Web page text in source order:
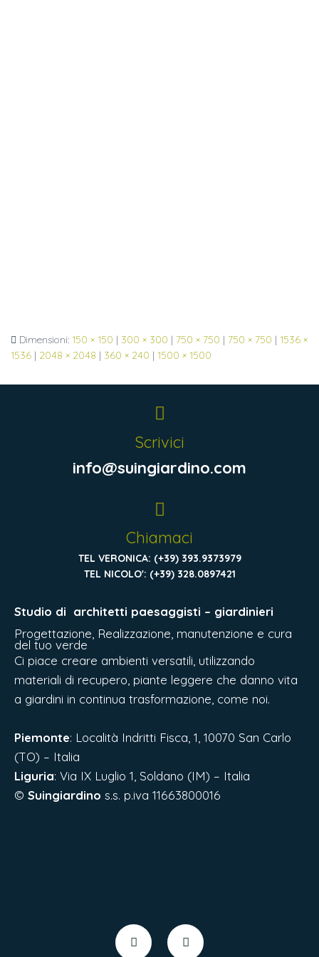
Dimensioni: 150 × 150 | 300 × 300 | 750 × 750 | 750 × 750 | 1536 ×
1536 | 2048 × 2048 | 360 × 240 | 1500 × 1500
Scrivici
info@suingiardino.com
Chiamaci
TEL VERONICA: (+39) 393.9373979
TEL NICOLO': (+39) 328.0897421
Studio di architetti paesaggisti – giardinieri
Progettazione, Realizzazione, manutenzione e cura
del tuo verde
Ci piace creare ambienti versatili, utilizzando
materiali di recupero, piante leggere che danno vita
a giardini in continua trasformazione, come noi.
Piemonte: Località Indritti Fisca, 1, 10070 San Carlo
(TO) – Italia
Liguria: Via IX Luglio 1, Soldano (IM) – Italia
© Suingiardino s.s. p.iva 11663800016